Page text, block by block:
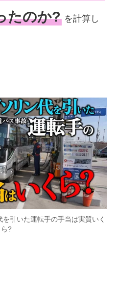
たのか?を計算し
を引いた運転手の手当は実質いく
ら?